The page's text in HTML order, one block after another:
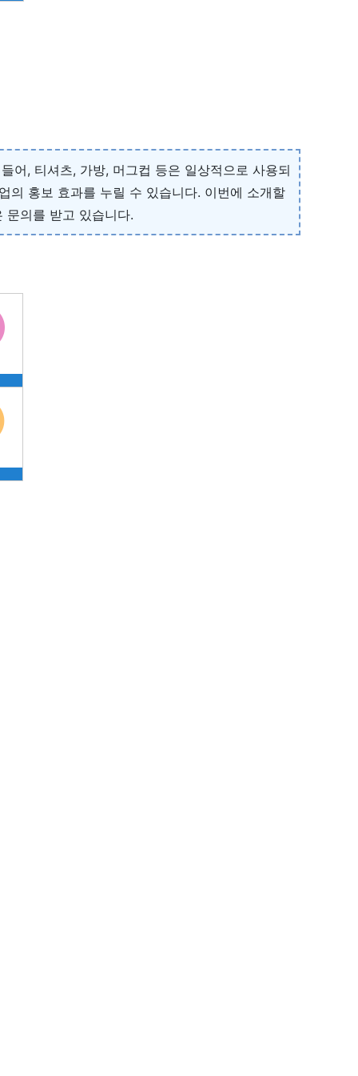
어, 티셔츠, 가방, 머그컵 등은 일상적으로 사용되
의 홍보 효과를 누릴 수 있습니다. 이번에 소개할
의를 받고 있습니다.